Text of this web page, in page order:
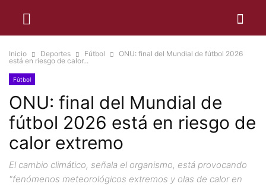
Inicio Deportes Fútbol
ONU: final del Mundial de fútbol 2026
está en riesgo de calor...
Fútbol
ONU: final del Mundial de
fútbol 2026 está en riesgo de
calor extremo
El cambio climático, señala el organismo, está provocando
"fenómenos meteorológicos extremos y olas de calor en